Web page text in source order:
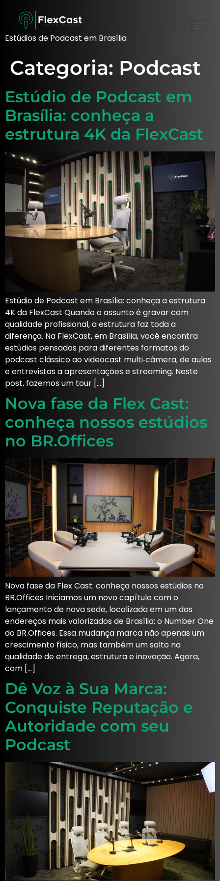
Estúdios de Podcast em Brasília
Categoria: Podcast
Estúdio de Podcast em
Brasília: conheça a
estrutura 4K da FlexCast
Estúdio de Podcast em Brasília: conheça a estrutura
4K da FlexCast Quando o assunto é gravar com
qualidade profissional, a estrutura faz toda a
diferença. Na FlexCast, em Brasília, você encontra
estúdios pensados para diferentes formatos do
podcast clássico ao videocast multi‑câmera, de aulas
e entrevistas a apresentações e streaming. Neste
post, fazemos um tour […]
Nova fase da Flex Cast:
conheça nossos estúdios
no BR.Offices
Nova fase da Flex Cast: conheça nossos estúdios no
BR.Offices Iniciamos um novo capítulo com o
lançamento de nova sede, localizada em um dos
endereços mais valorizados de Brasília: o Number One
do BR.Offices. Essa mudança marca não apenas um
crescimento físico, mas também um salto na
qualidade de entrega, estrutura e inovação. Agora,
com […]
Dê Voz à Sua Marca:
Conquiste Reputação e
Autoridade com seu
Podcast